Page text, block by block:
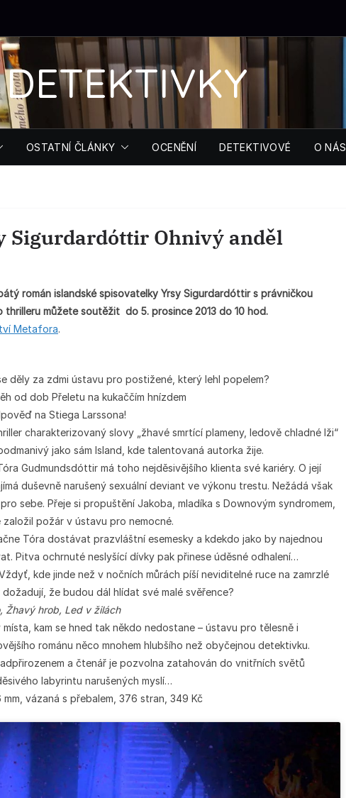
OSTATNÍ ČLÁNKY OCENĚNÍ DETEKTIVOVÉ O NÁS
Sigurdardóttir Ohnivý anděl
román islandské spisovatelky Yrsy Sigurdardóttir s právničkou
můžete soutěžit do 5. prosince 2013 do 10 hod.
Metafora.
děly za zdmi ústavu pro postižené, který lehl popelem?
od dob Přeletu na kukaččím hnízdem
na Stiega Larssona!
charakterizovaný slovy „žhavé smrtící plameny, ledově chladné lži“
jako sám Island, kde talentovaná autorka žije.
Gudmundsdóttir má toho nejděsivějšího klienta své kariéry. O její
duševně narušený sexuální deviant ve výkonu trestu. Nežádá však
sebe. Přeje si propuštění Jakoba, mladíka s Downovým syndromem,
založil požár v ústavu pro nemocné.
Tóra dostávat prazvláštní esemesky a kdekdo jako by najednou
Pitva ochrnuté neslyšící dívky pak přinese úděsné odhalení…
kde jinde než v nočních můrách píší neviditelné ruce na zamrzlé
že budou dál hlídat své malé svěřence?
Žhavý hrob, Led v žilách
kam se hned tak někdo nedostane – ústavu pro tělesně i
románu něco mnohem hlubšího než obyčejnou detektivku.
a čtenář je pozvolna zatahován do vnitřních světů
labyrintu narušených myslí…
vázaná s přebalem, 376 stran, 349 Kč